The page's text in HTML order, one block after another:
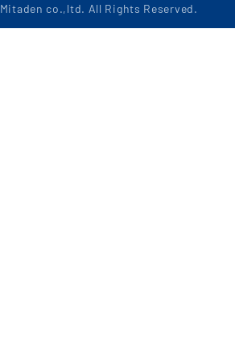
Mitaden co.,ltd. All Rights Reserved.